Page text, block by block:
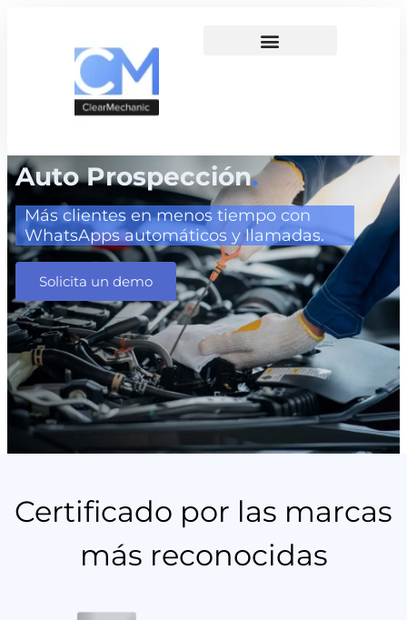
Auto Prospección.
Más clientes en menos tiempo con
WhatsApps automáticos y llamadas.
Solicita un demo
Certificado por las marcas
más reconocidas